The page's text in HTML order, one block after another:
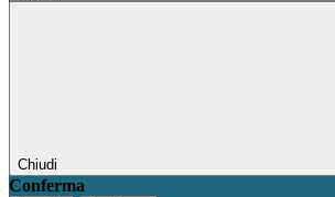
Chiudi
Conferma